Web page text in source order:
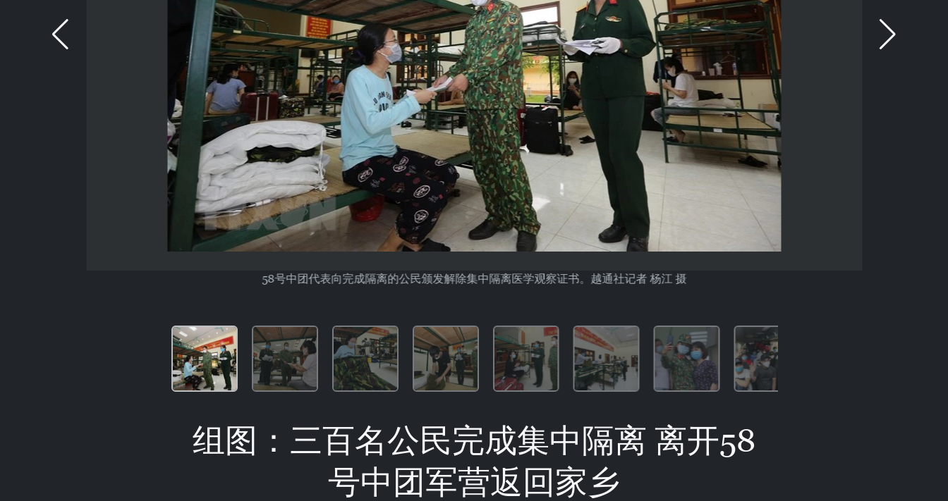
58号中团代表向完成隔离的公民颁发解除集中隔离医学观察证书。越通社记者 杨江 摄
组图：三百名公民完成集中隔离 离开58
号中团军营返回家乡